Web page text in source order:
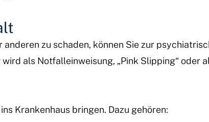
zu schaden, können Sie zur
als Notfalleinweisung, „Pink Slipping“ oder
Krankenhaus bringen. Dazu gehören: